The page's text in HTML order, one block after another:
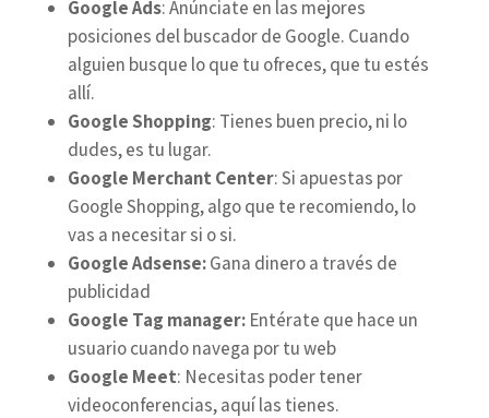
Google Ads: Anúnciate en las mejores
posiciones del buscador de Google. Cuando
alguien busque lo que tu ofreces, que tu estés
allí.
Google Shopping: Tienes buen precio, ni lo
dudes, es tu lugar.
Google Merchant Center: Si apuestas por
Google Shopping, algo que te recomiendo, lo
vas a necesitar si o si.
Google Adsense:Gana dinero a través de
publicidad
Google Tag manager: Entérate que hace un
usuario cuando navega por tu web
Google Meet: Necesitas poder tener
videoconferencias, aquí las tienes.